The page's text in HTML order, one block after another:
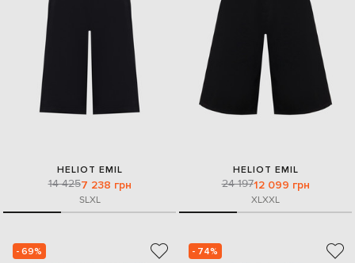
HELIOT EMIL
14 4257 238 грн
SLXL
HELIOT EMIL
24 19712 099 грн
XLXXL
- 69% - 74%